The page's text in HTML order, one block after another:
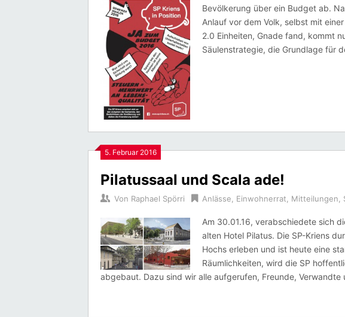
Bevölkerung über ein Budget ab.
Anlauf vor dem Volk, selbst mit
2.0 Einheiten, Gnade fand, kommt
Säulenstrategie, die Grundlage für
5. Februar 2016
Pilatussaal und Scala ade!
Von Raphael Spörri Anlässe Einwohnerrat Mitteilungen
Am 30.01.16, verabschiedete sich
alten Hotel Pilatus. Die SP-Kriens
Hochs erleben und ist heute eine
Räumlichkeiten, wird die SP
abgebaut. Dazu sind wir alle aufgerufen, Freunde, Verwandte